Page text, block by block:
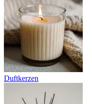
Duftkerzen